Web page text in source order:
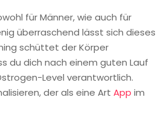
für Männer, wie auch für
überraschend lässt sich dieses
schüttet der Körper
du dich nach einem guten Lauf
Level verantwortlich.
der als eine Art App im